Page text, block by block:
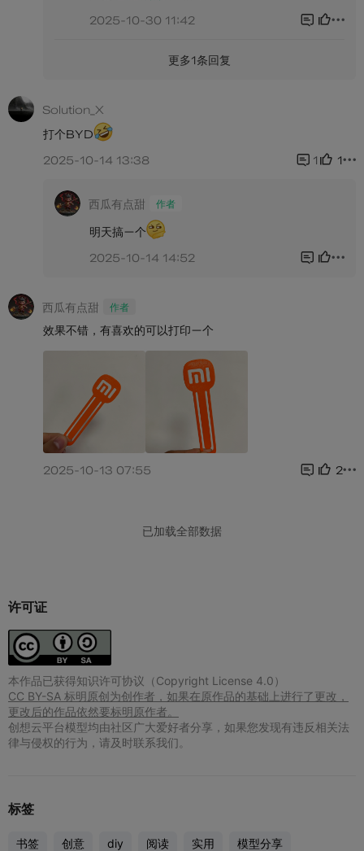
许可证
本作品已获得知识许可协议（Copyright License 4.0）
CC BY-SA 标明原创为创作者，如果在原作品的基础上进行了更改，
更改后的作品依然要标明原作者。
创想云平台模型均由社区广大爱好者分享，如果您发现有违反相关法
律与侵权的行为，请及时联系我们。
标签
书签 创意 diy 阅读 实用 模型分享